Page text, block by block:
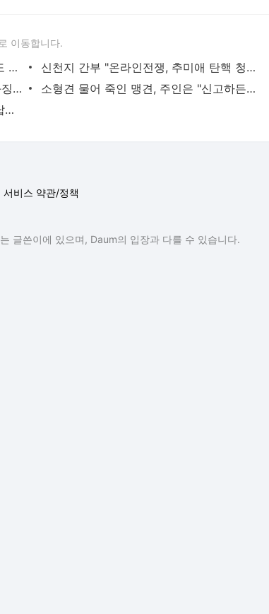
이동합니다.
최장 장마 예고.."8월 중순까지" 기상청도 전망 바꿔
신천지 간부 "온라인전쟁, 추미애 탄핵 청원 동의하라"
빵값 비싸더라니..통행세 걷은 SPC에 과징금 647억
소형견 물어 죽인 맹견, 주인은 "신고하든지 말든지"
성폭력 호소 후 숨진 남학생..학교는 대답이 없었다
서비스 약관/정책
글쓴이에 있으며, Daum의 입장과 다를 수 있습니다.